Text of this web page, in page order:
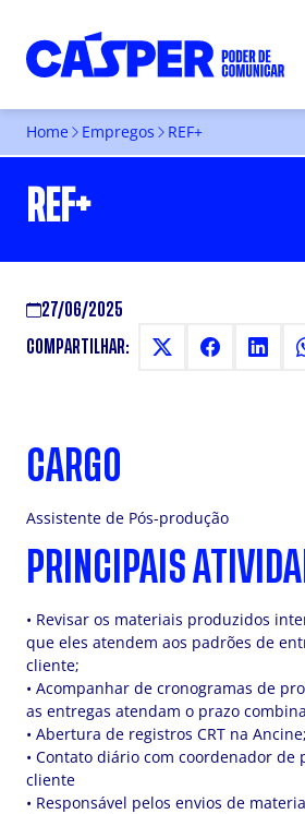
Home Empregos REF+
REF+
27/06/2025
COMPARTILHAR:
CARGO
Assistente de Pós-produção
PRINCIPAIS
• Revisar os materiais produzidos
que eles atendem aos padrões de
cliente;
• Acompanhar de cronogramas de
as entregas atendam o prazo
• Abertura de registros CRT na Ancine;
• Contato diário com coordenador de
cliente
• Responsável pelos envios de